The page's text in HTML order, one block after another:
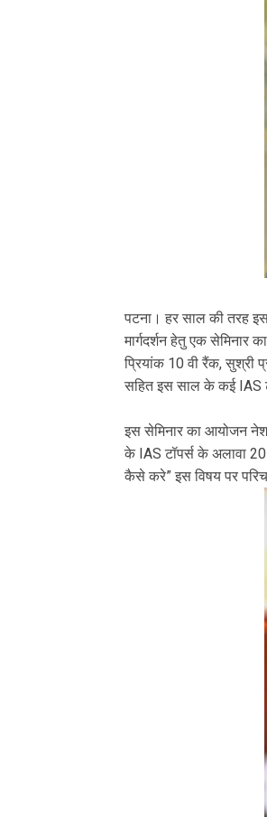
पटना। हर साल की तरह इस
मार्गदर्शन हेतु एक सेमिनार
प्रियांक 10 वी रैंक, सुश्री
सहित इस साल के कई IAS
इस सेमिनार का आयोजन
के IAS टॉपर्स के अलावा
कैसे करे” इस विषय पर